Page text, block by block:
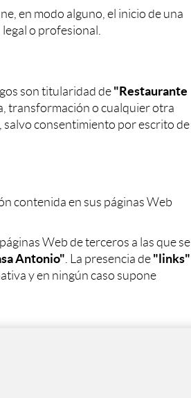
en modo alguno, el inicio de una
o profesional.
son titularidad de "Restaurante
transformación o cualquier otra
salvo consentimiento por escrito de
contenida en sus páginas Web
Web de terceros a las que se
Antonio". La presencia de "links"
y en ningún caso supone